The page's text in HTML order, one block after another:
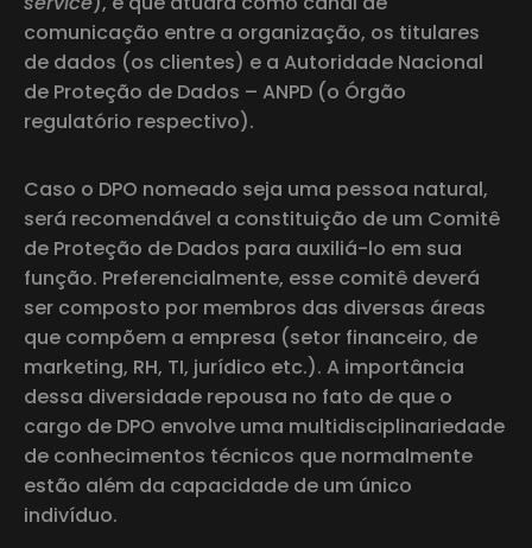
comunicação entre a organização, os titulares
de dados (os clientes) e a Autoridade Nacional
de Proteção de Dados – ANPD (o Órgão
regulatório respectivo).
Caso o DPO nomeado seja uma pessoa natural,
será recomendável a constituição de um Comitê
de Proteção de Dados para auxiliá-lo em sua
função. Preferencialmente, esse comitê deverá
ser composto por membros das diversas áreas
que compõem a empresa (setor financeiro, de
marketing, RH, TI, jurídico etc.). A importância
dessa diversidade repousa no fato de que o
cargo de DPO envolve uma multidisciplinariedade
de conhecimentos técnicos que normalmente
estão além da capacidade de um único
indivíduo.